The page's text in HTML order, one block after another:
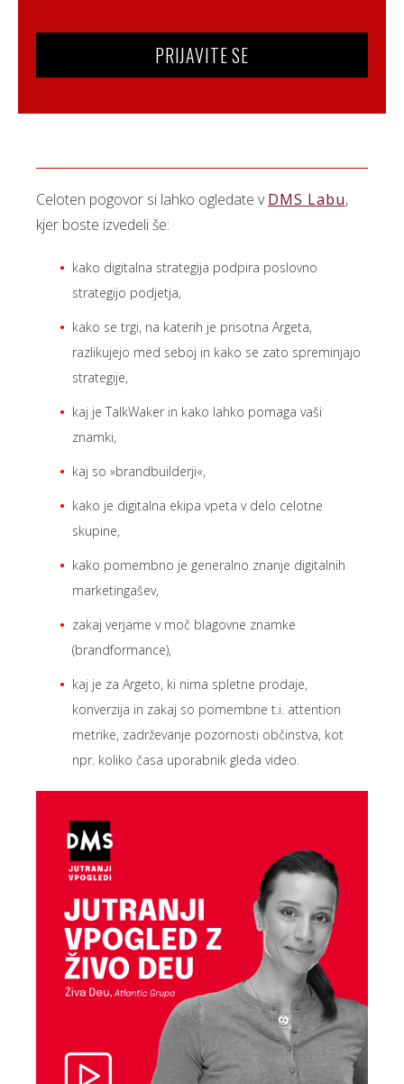
PRIJAVITE SE
Celoten pogovor si lahko ogledate vDMS Labu,
kjer boste izvedeli še:
kako digitalna strategija podpira poslovno
strategijo podjetja,
kako se trgi, na katerih je prisotna Argeta,
razlikujejo med seboj in kako se zato spreminjajo
strategije,
kaj je TalkWaker in kako lahko pomaga vaši
znamki,
kaj so »brandbuilderji«,
kako je digitalna ekipa vpeta v delo celotne
skupine,
kako pomembno je generalno znanje digitalnih
marketingašev,
zakaj verjame v moč blagovne znamke
(brandformance),
kaj je za Argeto, ki nima spletne prodaje,
konverzija in zakaj so pomembne t.i. attention
metrike, zadrževanje pozornosti občinstva, kot
npr. koliko časa uporabnik gleda video.